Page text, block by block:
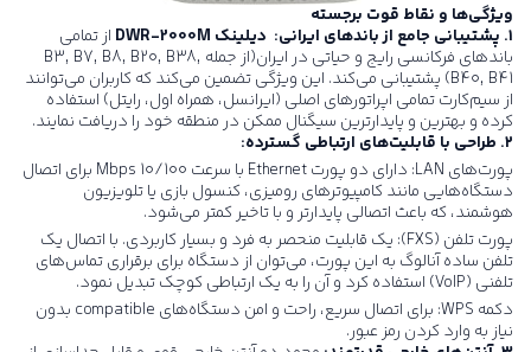
ویژگی‌ها و نقاط قوت برجسته
۱. پشتیبانی جامع از باندهای ایرانی: دیلینک DWR-2000M
از تمامی
باندهای فرکانسی رایج و حیاتی در ایران(از جمله B3, B7, B8, B20, B38,
B40, B41) پشتیبانی می‌کند. این ویژگی تضمین می‌کند که کاربران می‌توانند
از سیم‌کارت تمامی اپراتورهای اصلی (ایرانسل، همراه اول، رایتل) استفاده
کرده و بهترین و پایدارترین سیگنال ممکن در منطقه خود را دریافت نمایند.
۲. طراحی با قابلیت‌های ارتباطی گسترده:
پورت‌های LAN: دارای دو پورت Ethernet با سرعت 10/100 Mbps برای اتصال
دستگاه‌هایی مانند کامپیوترهای رومیزی، کنسول بازی یا تلویزیون
هوشمند، که باعث اتصالی پایدارتر و با تاخیر کمتر می‌شود.
پورت تلفن (FXS): یک قابلیت منحصر به فرد و بسیار کاربردی. با اتصال یک
تلفن ساده آنالوگ به این پورت، می‌توان از دستگاه برای برقراری تماس‌های
تلفنی (VoIP) استفاده کرد و آن را به یک ارتباطی کوچک تبدیل نمود.
دکمه WPS: برای اتصال سریع، راحت و امن دستگاه‌های compatible بدون
نیاز به وارد کردن رمز عبور.